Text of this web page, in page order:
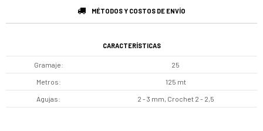
MÉTODOS Y COSTOS DE ENVÍO
CARACTERÍSTICAS
Gramaje 25
Metros 125 mt
Agujas 2 - 3 mm, Crochet 2 - 2,5